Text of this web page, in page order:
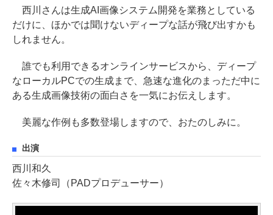
西川さんは生成AI画像システム開発を業務としている
だけに、ほかでは聞けないディープな話が飛び出すかも
しれません。
誰でも利用できるオンラインサービスから、ディープ
なローカルPCでの生成まで、急速な進化のまっただ中に
ある生成画像技術の面白さを一気にお伝えします。
美麗な作例も多数登場しますので、おたのしみに。
出演
西川和久
佐々木修司（PADプロデューサー）